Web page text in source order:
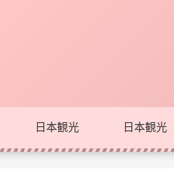
日本観光 日本観光